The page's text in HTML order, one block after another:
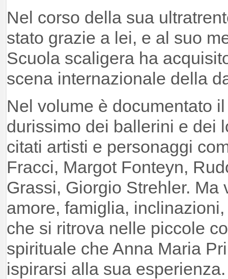
Nel corso della sua
stato grazie a lei, e al suo
Scuola scaligera ha
scena internazionale della
Nel volume è documentato
durissimo dei ballerini e dei
citati artisti e personaggi
Fracci, Margot Fonteyn,
Grassi, Giorgio Strehler. Ma
amore, famiglia,
che si ritrova nelle piccole
spirituale che Anna Maria
ispirarsi alla sua esperienza.